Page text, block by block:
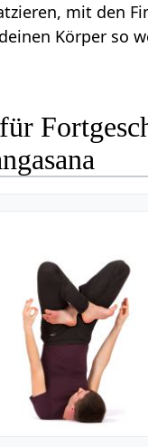
mit den
Körper so